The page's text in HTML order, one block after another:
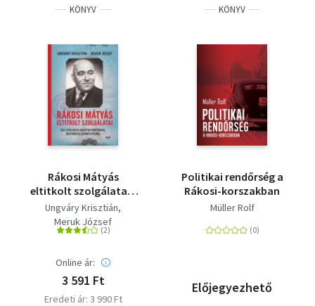
KÖNYV
Rákosi Mátyás
eltitkolt szolgálatai -
Egy sztálinista
diktátor börtönben,
jólétben és
Ungváry Krisztián
Meruk József
Online ár:
3 591 Ft
Eredeti ár: 3 990 Ft
KÖNYV
Politikai rendőrség a
Rákosi-korszakban
Müller Rolf
Előjegyezhető